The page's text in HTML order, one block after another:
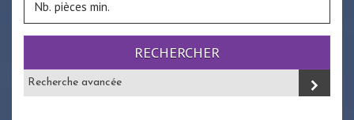
RECHERCHER
Recherche avancée